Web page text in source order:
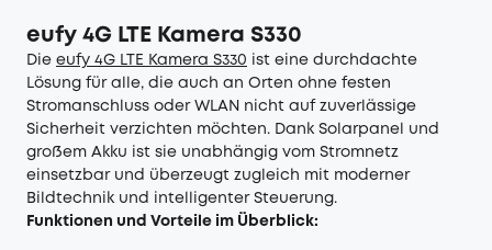
eufy 4G LTE Kamera S330
Die eufy 4G LTE Kamera S330 ist eine durchdachte
Lösung für alle, die auch an Orten ohne festen
Stromanschluss oder WLAN nicht auf zuverlässige
Sicherheit verzichten möchten. Dank Solarpanel und
großem Akku ist sie unabhängig vom Stromnetz
einsetzbar und überzeugt zugleich mit moderner
Bildtechnik und intelligenter Steuerung.
Funktionen und Vorteile im Überblick: